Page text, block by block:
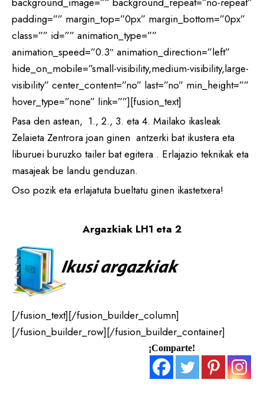
padding=”” margin_top=”0px” margin_bottom=”0px”
class=”” id=”” animation_type=””
animation_speed=”0.3″ animation_direction=”left”
hide_on_mobile=”small-visibility,medium-visibility,large-
visibility” center_content=”no” last=”no” min_height=””
hover_type=”none” link=””][fusion_text]
Pasa den astean, 1., 2., 3. eta 4. Mailako ikasleak
Zelaieta Zentrora joan ginen antzerki bat ikustera eta
liburuei buruzko tailer bat egitera . Erlajazio teknikak eta
masajeak be landu genduzan.
Oso pozik eta erlajatuta bueltatu ginen ikastetxera!
Argazkiak LH1 eta 2
[/fusion_text][/fusion_builder_column]
[/fusion_builder_row][/fusion_builder_container]
¡Comparte!